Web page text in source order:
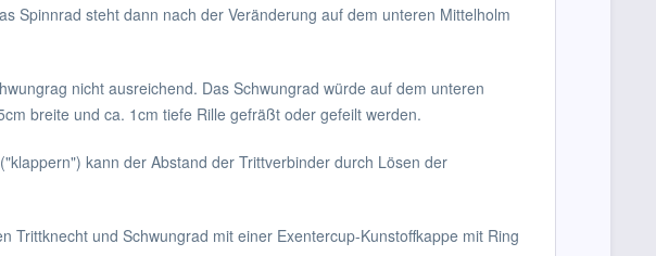
Spinnrad steht dann nach der Veränderung auf dem unteren Mittelholm
nicht ausreichend. Das Schwungrad würde auf dem unteren
breite und ca. 1cm tiefe Rille gefräßt oder gefeilt werden.
kann der Abstand der Trittverbinder durch Lösen der
und Schwungrad mit einer Exentercup-Kunstoffkappe mit Ring